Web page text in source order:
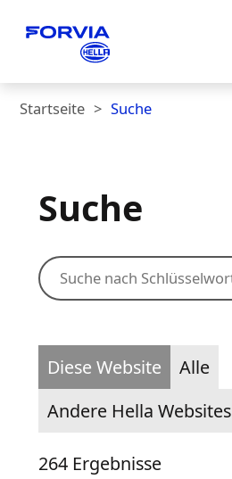
Startseite Suche
Suche
Diese Website
Alle
Andere Hella Websites
264 Ergebnisse